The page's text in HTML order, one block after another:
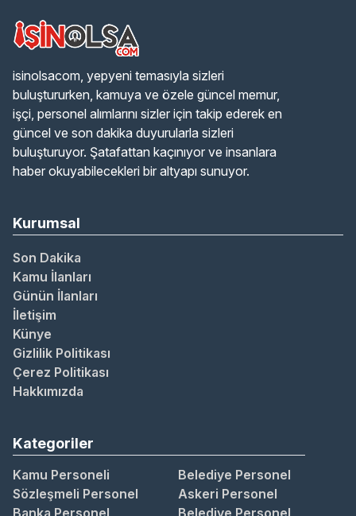
isinolsacom, yepyeni temasıyla sizleri
buluştururken, kamuya ve özele güncel memur,
işçi, personel alımlarını sizler için takip ederek en
güncel ve son dakika duyurularla sizleri
buluşturuyor. Şatafattan kaçınıyor ve insanlara
haber okuyabilecekleri bir altyapı sunuyor.
Kurumsal
Son Dakika
Kamu İlanları
Günün İlanları
İletişim
Künye
Gizlilik Politikası
Çerez Politikası
Hakkımızda
Kategoriler
Kamu Personeli
Belediye Personel
Sözleşmeli Personel
Askeri Personel